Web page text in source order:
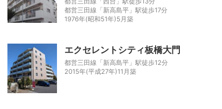
都営三田線「新高島平」駅徒歩17分
1976年(昭和51年)5月築
エクセレントシティ板橋大門
都営三田線「新高島平」駅徒歩12分
2015年(平成27年)11月築